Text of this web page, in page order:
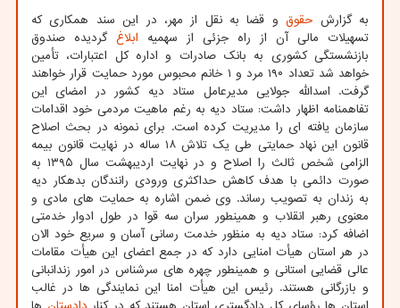
به گزارش حقوقو قضا به نقل از مهر، در این سند همکاری که
تسهیلات مالی آن از راه جزئی از سهمیه ابلاغ گردیده صندوق
بازنشستگی کشوری به بانک صادرات و اداره کل اعتبارات، تأمین
خواهد شد تعداد ۱۹۰ مرد و ۱ خانم محبوس مورد حمایت قرار خواهند
گرفت. اسدالله جولایی مدیرعامل ستاد دیه کشور در امضای این
تفاهمنامه اظهار داشت: ستاد دیه به رغم ماهیت مردمی خود اقدامات
سازمان یافته ای را مدیریت کرده است. برای نمونه در بحث اصلاح
قانون این نهاد حمایتی طی یک تلاش ۱۸ ساله در نهایت قانون بیمه
الزامی شخص ثالث را اصلاح و در نهایت اردیبهشت سال ۱۳۹۵ به
صورت دائمی با هدف کاهش حداکثری ورودی رانندگان بدهکار دیه
به زندان به تصویب رساند. وی ضمن اشاره به حمایت های مادی و
معنوی رهبر انقلاب و همینطور سران سه قوا در طول ادوار خدمتی
اضافه کرد: ستاد دیه به منظور خدمت رسانی آسان و سریع خود الان
در هر استان هیأت امنایی دارد که در جمع اعضای این هیأت مقامات
عالی قضایی استانی و همینطور چهره های سرشناس در امور زندانبانی
و بازرگانی هستند. رئیس این هیأت امنا این نمایندگی ها در غالب